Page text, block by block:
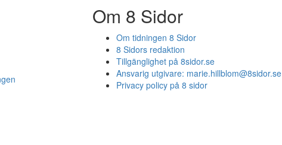
Om 8 Sidor
Om tidningen 8 Sidor
8 Sidors redaktion
Tillgänglighet på 8sidor.se
Ansvarig utgivare: marie.hillblom@8sidor.se
Privacy policy på 8 sidor